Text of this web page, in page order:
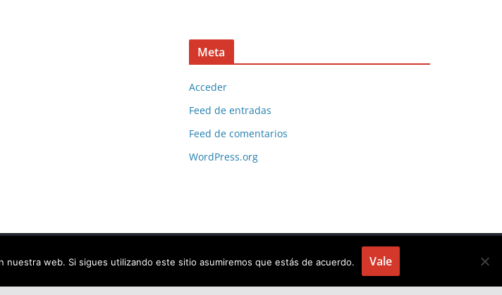
Meta
Acceder
Feed de entradas
Feed de comentarios
WordPress.org
reservados.web. Si sigues utilizando este sitio asumiremos que estás de acuerdo. Vale